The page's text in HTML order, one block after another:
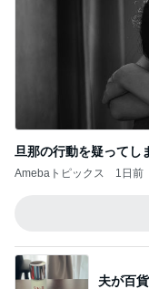
旦那の行動を疑ってし
Amebaトピックス 1日前
夫が百